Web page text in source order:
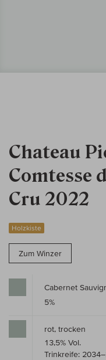
Chateau
Comtesse
Cru 2022
Holzkiste
Zum Winzer
Cabernet
5%
rot, trocken
13,5% Vol.
Trinkreife: